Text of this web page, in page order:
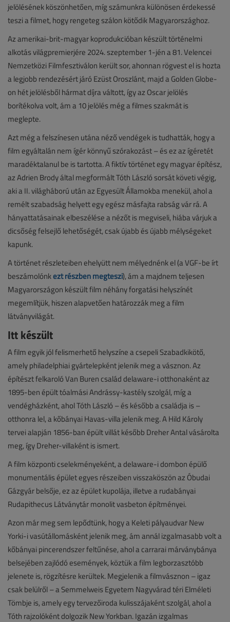
jelölésének köszönhetően, míg számunkra különösen érdekessé
teszi a filmet, hogy rengeteg szálon kötődik Magyarországhoz.
Az amerikai-brit-magyar koprodukcióban készült történelmi
alkotás világpremierjére 2024. szeptember 1-jén a 81. Velencei
Nemzetközi Filmfesztiválon került sor, ahonnan rögvest el is hozta
a legjobb rendezésért járó Ezüst Oroszlánt, majd a Golden Globe-
on hét jelölésből hármat díjra váltott, így az Oscar jelölés
borítékolva volt, ám a 10 jelölés még a filmes szakmát is
meglepte.
Azt még a felszínesen utána néző vendégek is tudhatták, hogy a
film egyáltalán nem ígér könnyű szórakozást – és ez az ígéretét
maradéktalanul be is tartotta. A fiktív történet egy magyar építész,
az Adrien Brody által megformált Tóth László sorsát követi végig,
aki a II. világháború után az Egyesült Államokba menekül, ahol a
remélt szabadság helyett egy egész másfajta rabság vár rá. A
hányattatásainak elbeszélése a nézőt is megviseli, hiába várjuk a
dicsőség felsejlő lehetőségét, csak újabb és újabb mélységeket
kapunk.
A történet részleteiben ehelyütt nem mélyednénk el (a VGF-be írt
beszámolónkezt részben megteszi), ám a majdnem teljesen
Magyarországon készült film néhány forgatási helyszínét
megemlítjük, hiszen alapvetően határozzák meg a film
látványvilágát.
Itt készült
A film egyik jól felismerhető helyszíne a csepeli Szabadkikötő,
amely philadelphiai gyártelepként jelenik meg a vásznon. Az
építészt felkaroló Van Buren család delaware-i otthonaként az
1895-ben épült tóalmási Andrássy-kastély szolgál, míg a
vendégházként, ahol Tóth László – és később a családja is –
otthonra lel, a kőbányai Havas-villa jelenik meg. A Hild Károly
tervei alapján 1856-ban épült villát később Dreher Antal vásárolta
meg, így Dreher-villaként is ismert.
A film központi cselekményeként, a delaware-i dombon épülő
monumentális épület egyes részeiben visszaköszön az Óbudai
Gázgyár belsője, ez az épület kupolája, illetve a rudabányai
Rudapithecus Látványtár monolit vasbeton építményei.
Azon már meg sem lepődtünk, hogy a Keleti pályaudvar New
Yorki-i vasútállomásként jelenik meg, ám annál izgalmasabb volt a
kőbányai pincerendszer feltűnése, ahol a carrarai márványbánya
belsejében zajlódó események, köztük a film legborzasztóbb
jelenete is, rögzítésre kerültek. Megjelenik a filmvásznon – igaz
csak belülről – a Semmelweis Egyetem Nagyvárad téri Elméleti
Tömbje is, amely egy tervezőiroda kulisszájaként szolgál, ahol a
Tóth rajzolóként dolgozik New Yorkban. Igazán izgalmas